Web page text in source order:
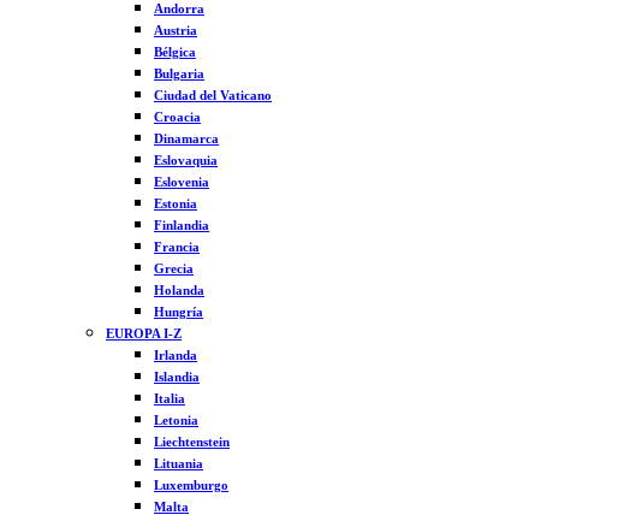
Andorra
Austria
Bélgica
Bulgaria
Ciudad del Vaticano
Croacia
Dinamarca
Eslovaquia
Eslovenia
Estonia
Finlandia
Francia
Grecia
Holanda
Hungría
EUROPA I-Z
Irlanda
Islandia
Italia
Letonia
Liechtenstein
Lituania
Luxemburgo
Malta